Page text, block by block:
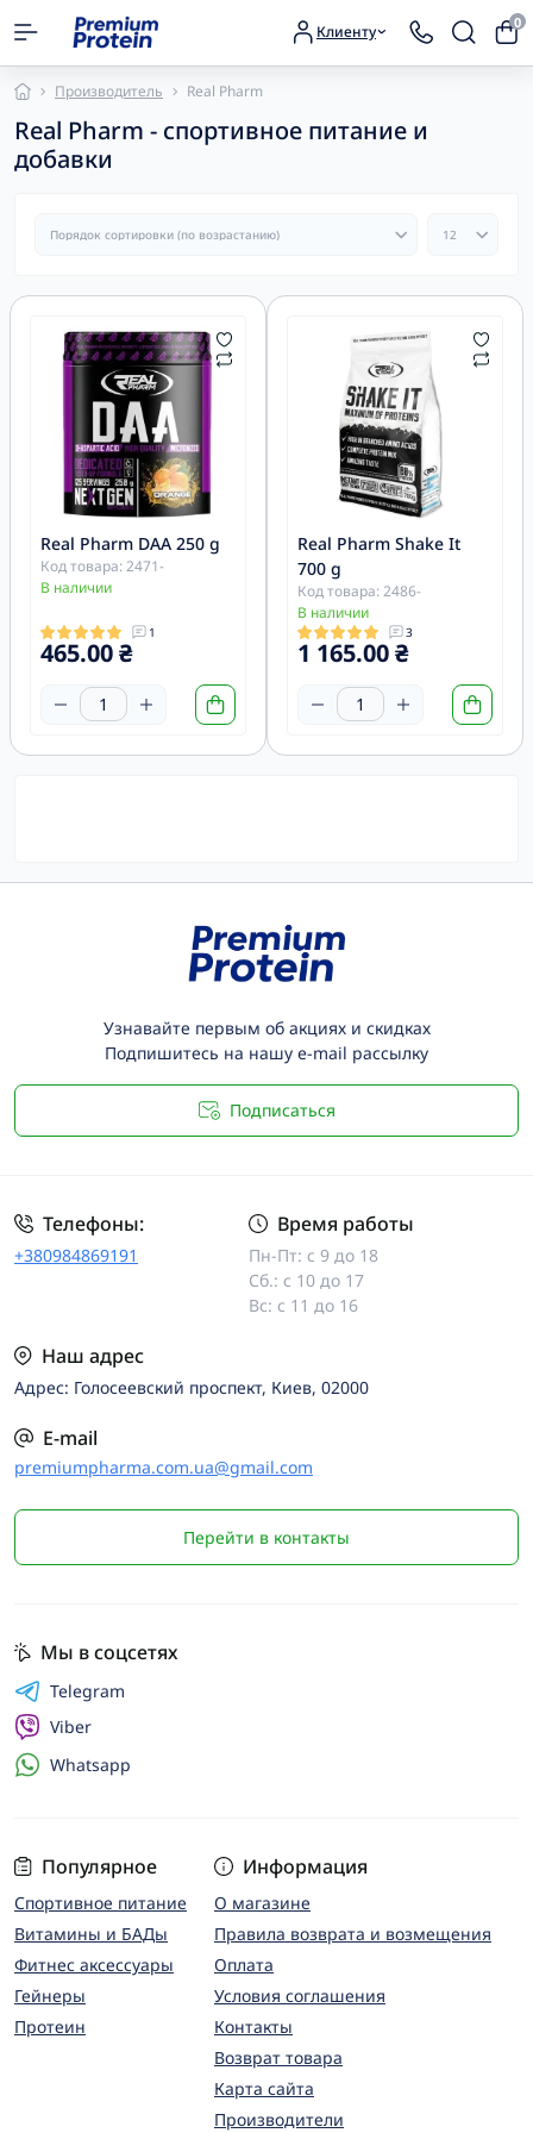
Клиенту 0
Производитель Real Pharm
Real Pharm - спортивное питание и
добавки
Real Pharm DAA 250 g
Код товара: 2471-
В наличии
1
465.00 ₴
Real Pharm Shake It
700 g
Код товара: 2486-
В наличии
3
1 165.00 ₴
Узнавайте первым об акциях и скидках
Подпишитесь на нашу e-mail рассылку
Подписаться
Телефоны:
+380984869191
Время работы
Пн-Пт: с 9 до 18
Сб.: с 10 до 17
Вс: с 11 до 16
Наш адрес
Адрес: Голосеевский проспект, Киев, 02000
E-mail
premiumpharma.com.ua@gmail.com
Перейти в контакты
Популярное
Спортивное питание
Витамины и БАДы
Фитнес аксессуары
Гейнеры
Протеин
Информация
О магазине
Правила возврата и возмещения
Оплата
Условия соглашения
Контакты
Возврат товара
Карта сайта
Производители
Мы в соцсетях
Telegram
Viber
Whatsapp